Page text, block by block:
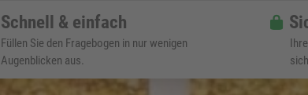
Schnell & einfach
Füllen Sie den Fragebogen in nur wenigen
Augenblicken aus.